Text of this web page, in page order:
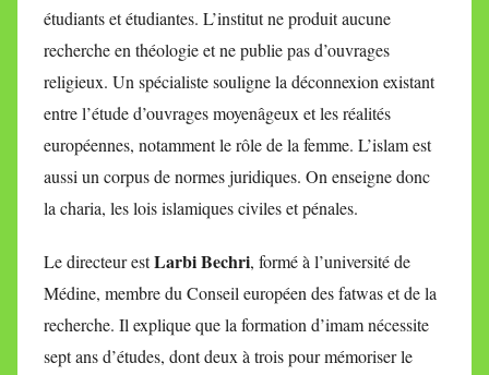
étudiants et étudiantes. L’institut ne produit aucune
recherche en théologie et ne publie pas d’ouvrages
religieux. Un spécialiste souligne la déconnexion existant
entre l’étude d’ouvrages moyenâgeux et les réalités
européennes, notamment le rôle de la femme. L’islam est
aussi un corpus de normes juridiques. On enseigne donc
la charia, les lois islamiques civiles et pénales.
Le directeur estLarbi Bechri, formé à l’université de
Médine, membre du Conseil européen des fatwas et de la
recherche. Il explique que la formation d’imam nécessite
sept ans d’études, dont deux à trois pour mémoriser le